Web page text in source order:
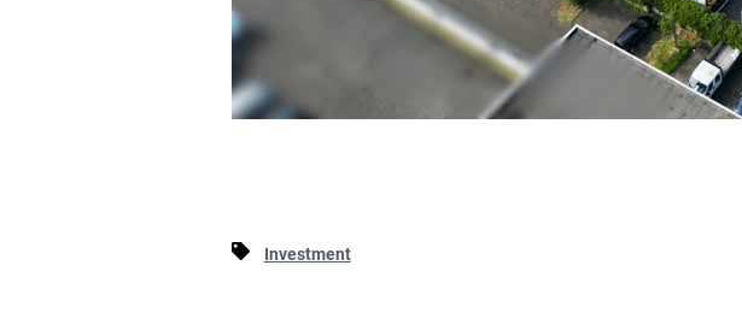
Investment